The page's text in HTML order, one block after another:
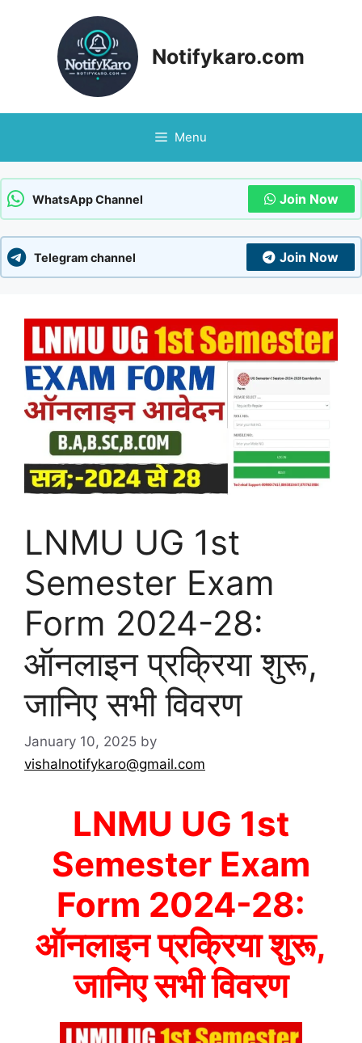
Notifykaro.com
Menu
WhatsApp Channel Join Now
Telegram channel Join Now
LNMU UG 1st
Semester Exam
Form 2024-28:
ऑनलाइन प्रक्रिया शुरू,
जानिए सभी विवरण
January 10, 2025 by
vishalnotifykaro@gmail.com
LNMU UG 1st
Semester Exam
Form 2024-28:
ऑनलाइन प्रक्रिया शुरू,
जानिए सभी विवरण